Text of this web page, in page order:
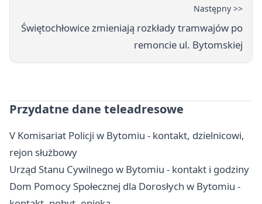
Następny >>
Świętochłowice zmieniają rozkłady tramwajów po
remoncie ul. Bytomskiej
Przydatne dane teleadresowe
V Komisariat Policji w Bytomiu - kontakt, dzielnicowi,
rejon służbowy
Urząd Stanu Cywilnego w Bytomiu - kontakt i godziny
Dom Pomocy Społecznej dla Dorosłych w Bytomiu -